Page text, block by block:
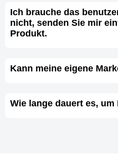
Ich brauche das
nicht, senden Sie mir
Produkt.
Kann meine eigene
Wie lange dauert es, um